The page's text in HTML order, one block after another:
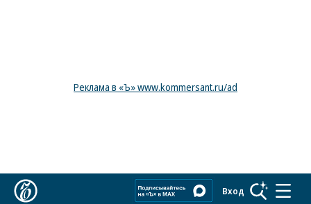
Реклама в «Ъ» www.kommersant.ru/ad
Вход